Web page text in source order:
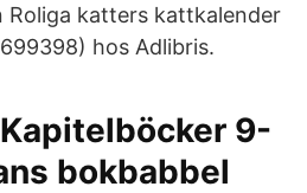
Roliga katters kattkalender
hos Adlibris.
Kapitelböcker 9-
bokbabbel